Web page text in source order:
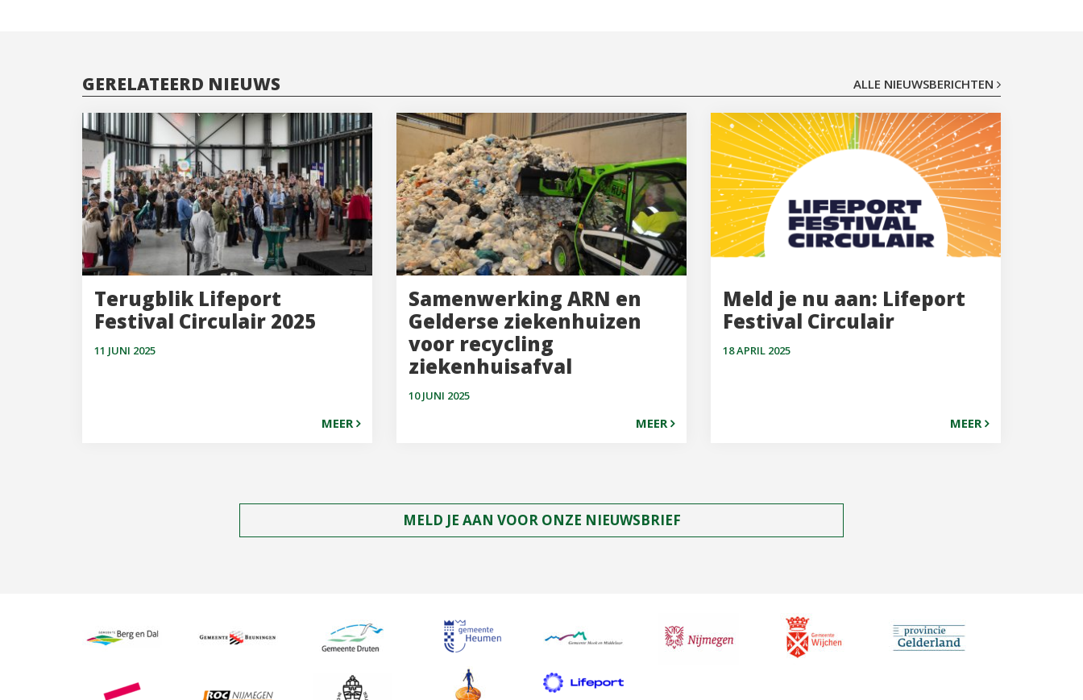
GERELATEERD NIEUWS ALLE NIEUWSBERICHTEN
Terugblik Lifeport
Festival Circulair 2025
11 JUNI 2025
MEER
Samenwerking ARN en
Gelderse ziekenhuizen
voor recycling
ziekenhuisafval
10 JUNI 2025
MEER
Meld je nu aan: Lifeport
Festival Circulair
18 APRIL 2025
MEER
MELD JE AAN VOOR ONZE NIEUWSBRIEF